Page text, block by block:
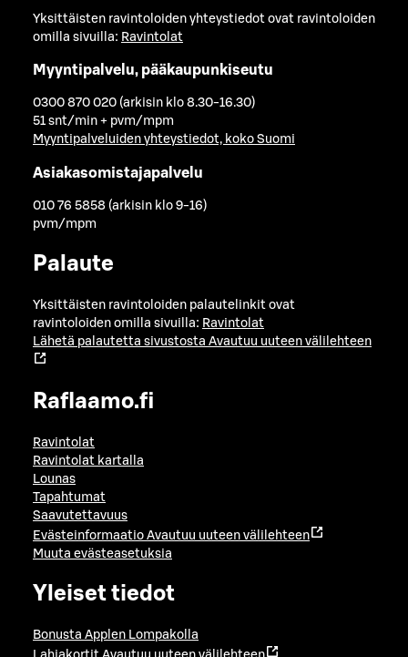
Yksittäisten ravintoloiden yhteystiedot ovat ravintoloiden
omilla sivuilla: Ravintolat
Myyntipalvelu, pääkaupunkiseutu
0300 870 020 (arkisin klo 8.30-16.30)
51 snt/min + pvm/mpm
Myyntipalveluiden yhteystiedot, koko Suomi
Asiakasomistajapalvelu
010 76 5858 (arkisin klo 9-16)
pvm/mpm
Palaute
Yksittäisten ravintoloiden palautelinkit ovat
ravintoloiden omilla sivuilla: Ravintolat
Lähetä palautetta sivustosta Avautuu uuteen välilehteen
Raflaamo.fi
Ravintolat
Ravintolat kartalla
Lounas
Tapahtumat
Saavutettavuus
Evästeinformaatio Avautuu uuteen välilehteen
Muuta evästeasetuksia
Yleiset tiedot
Bonusta Applen Lompakolla